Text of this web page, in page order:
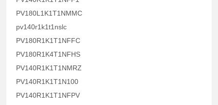
PV180L1K1T1NMMC
pv140r1k1t1nslc
PV180R1K1T1NFFC
PV180R1K4T1NFHS
PV140R1K1T1NMRZ
PV140R1K1T1N100
PV140R1K1T1NFPV